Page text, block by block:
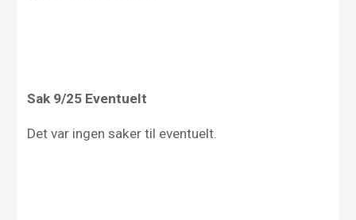
Sak 9/25 Eventuelt
Det var ingen saker til eventuelt.